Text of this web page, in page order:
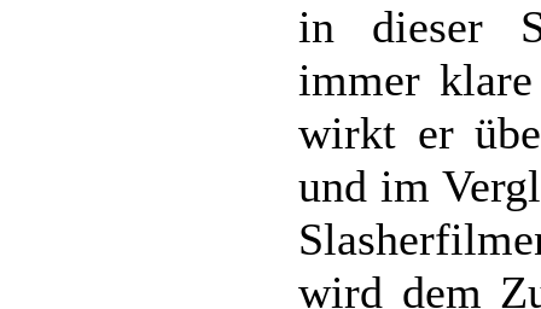
in dieser
immer
wirkt er
und im
wird dem